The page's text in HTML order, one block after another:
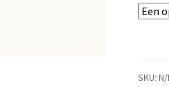
SKU: N/